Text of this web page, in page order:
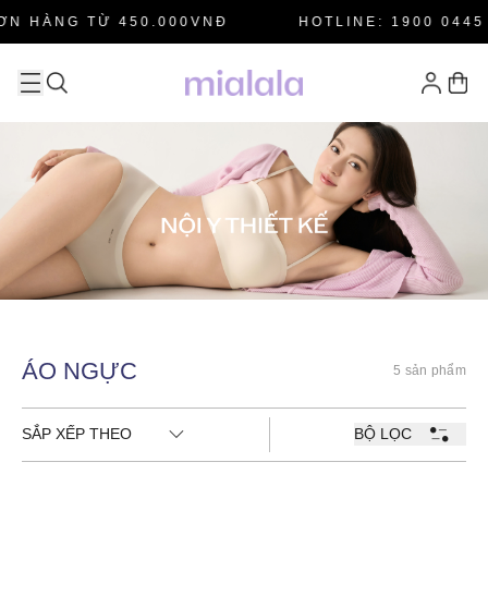
HÀNG TỪ 450.000VNĐ HOTLINE: 1900 0445
ÁO NGỰC 5 sản phẩm
SẮP XẾP THEO BỘ LỌC